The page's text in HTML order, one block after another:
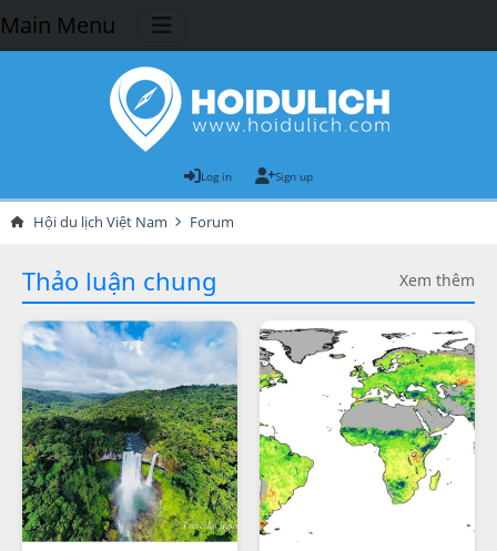
Main Menu
Log in Sign up
Hội du lịch Việt Nam Forum
Thảo luận chung Xem thêm